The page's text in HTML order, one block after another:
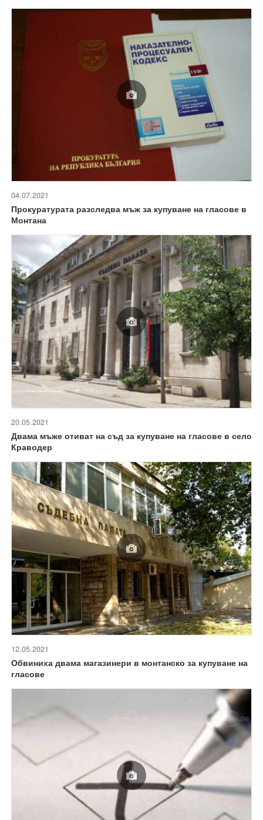
04.07.2021
Прокуратурата разследва мъж за купуване на гласове в
Монтана
20.05.2021
Двама мъже отиват на съд за купуване на гласове в село
Краводер
12.05.2021
Обвиниха двама магазинери в монтанско за купуване на
гласове